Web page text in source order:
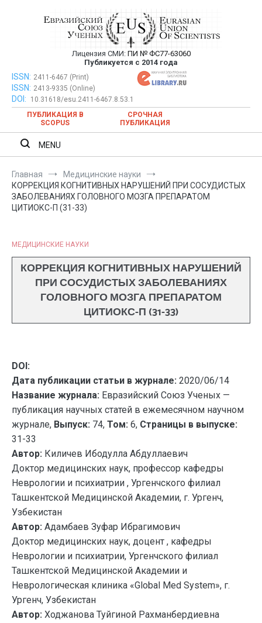
Евразийский Союз Ученых —
публикация научных статей в
ежемесячном научном журнале
Лицензия СМИ: ПИ № ФС77-63060
Публикуется с 2014 года
Евразийский Союз Ученых — публикация научных статей в
ежемесячном научном журнале
ISSN: 2411-6467 (Print)
ISSN: 2413-9335 (Online)
DOI:
10.31618/esu.2411-6467.8.53.1
ПУБЛИКАЦИЯ В
SCOPUS
СРОЧНАЯ
ПУБЛИКАЦИЯ
MENU
Главная
Медицинские науки
КОРРЕКЦИЯ КОГНИТИВНЫХ НАРУШЕНИЙ ПРИ СОСУДИСТЫХ
ЗАБОЛЕВАНИЯХ ГОЛОВНОГО МОЗГА ПРЕПАРАТОМ
ЦИТИОКС-П (31-33)
МЕДИЦИНСКИЕ НАУКИ
КОРРЕКЦИЯ КОГНИТИВНЫХ НАРУШЕНИЙ
ПРИ СОСУДИСТЫХ ЗАБОЛЕВАНИЯХ
ГОЛОВНОГО МОЗГА ПРЕПАРАТОМ
ЦИТИОКС-П (31-33)
DOI:
Дата публикации статьи в журнале: 2020/06/14
Название журнала: Евразийский Союз Ученых —
публикация научных статей в ежемесячном научном
журнале, Выпуск: 74, Том: 6, Страницы в выпуске:
31-33
Автор: Киличев Ибодулла Абдуллаевич
Доктор медицинских наук, профессор кафедры
Неврологии и психиатрии , Ургенчского филиал
Ташкентской Медицинской Академии, г. Ургенч,
Узбекистан
Автор: Адамбаев Зуфар Ибрагимович
Доктор медицинских наук, доцент , кафедры
Неврологии и психиатрии, Ургенчского филиал
Ташкентской Медицинской Академии и
Неврологическая клиника «Global Med System», г.
Ургенч, Узбекистан
Автор: Ходжанова Туйгиной Рахманбердиевна